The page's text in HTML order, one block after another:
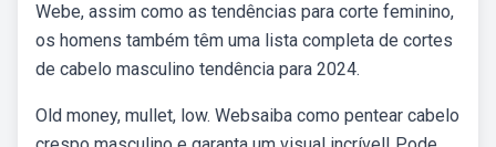
Webe, assim como as tendências para corte feminino,
os homens também têm uma lista completa de cortes
de cabelo masculino tendência para 2024.
Old money, mullet, low. Websaiba como pentear cabelo